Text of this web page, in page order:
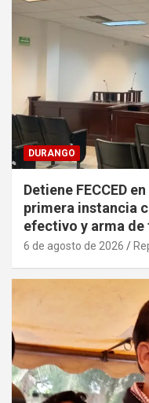
DURANGO
Detiene FECCED
primera instancia
efectivo y arma de
6 de agosto de 2026